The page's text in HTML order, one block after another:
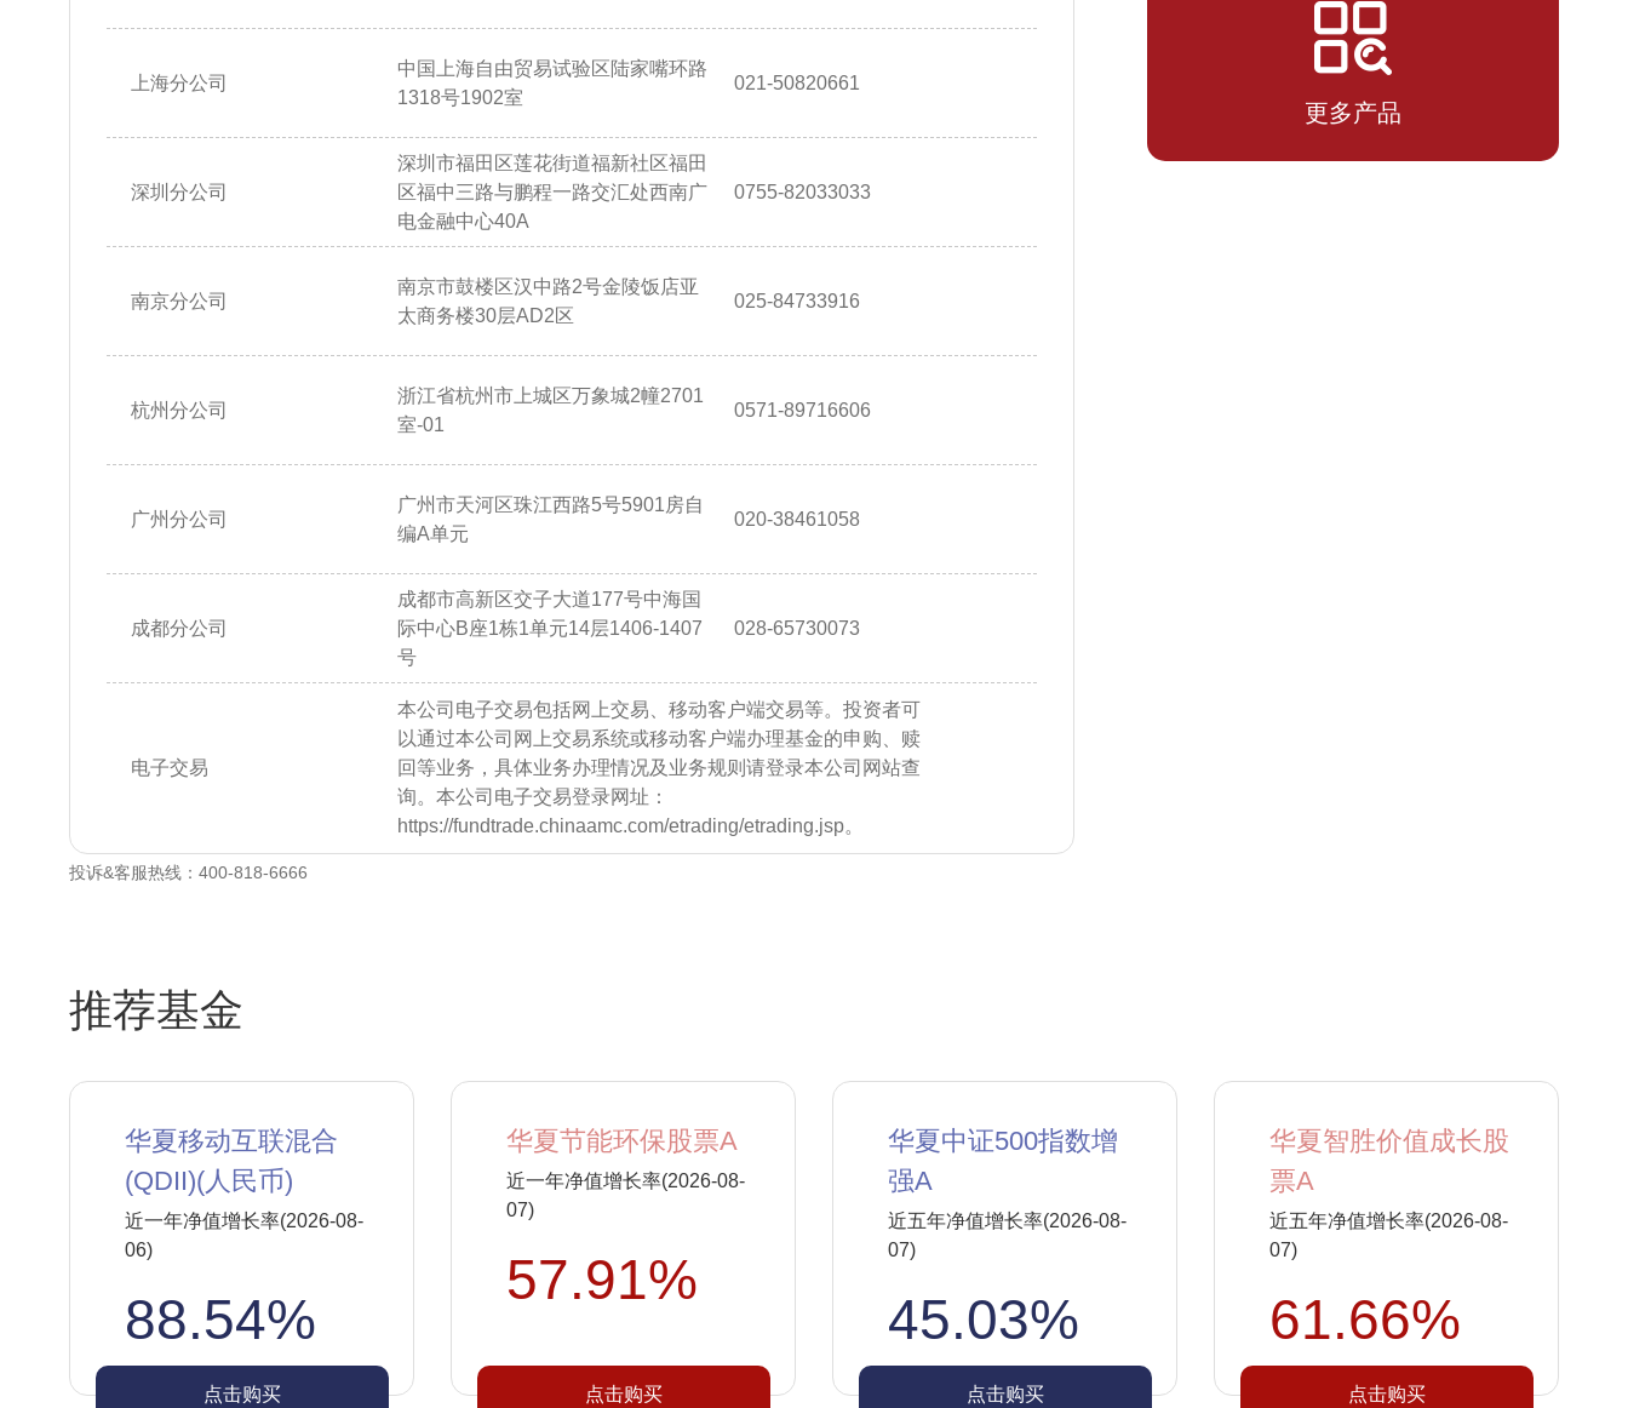
0.2320
上海分公司
中国上海自由贸易试验区陆家嘴环路
1318号1902室
021-50820661
深圳分公司
深圳市福田区莲花街道福新社区福田
区福中三路与鹏程一路交汇处西南广
电金融中心40A
0755-82033033
南京分公司
南京市鼓楼区汉中路2号金陵饭店亚
太商务楼30层AD2区
025-84733916
杭州分公司
浙江省杭州市上城区万象城2幢2701
室-01
0571-89716606
广州分公司
广州市天河区珠江西路5号5901房自
编A单元
020-38461058
成都分公司
成都市高新区交子大道177号中海国
际中心B座1栋1单元14层1406-1407
号
028-65730073
电子交易
本公司电子交易包括网上交易、移动客户端交易等。投资者可
以通过本公司网上交易系统或移动客户端办理基金的申购、赎
回等业务，具体业务办理情况及业务规则请登录本公司网站查
询。本公司电子交易登录网址：
https://fundtrade.chinaamc.com/etrading/etrading.jsp。
投诉&客服热线：400-818-6666
更多产品
推荐基金
华夏移动互联混合
(QDII)(人民币)
近一年净值增长率(2026-08-
06)
88.54%
点击购买
华夏节能环保股票A
近一年净值增长率(2026-08-
07)
57.91%
点击购买
华夏中证500指数增
强A
近五年净值增长率(2026-08-
07)
45.03%
点击购买
华夏智胜价值成长股
票A
近五年净值增长率(2026-08-
07)
61.66%
点击购买